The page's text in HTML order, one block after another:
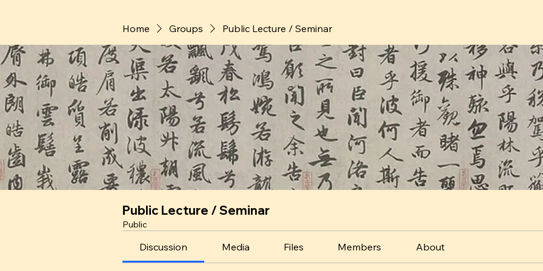
Home Groups Public Lecture / Seminar
Public Lecture / Seminar
Public
Discussion Media Files Members About